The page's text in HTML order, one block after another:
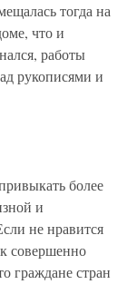
тогда на
что и
работы
рукописями и
более
и
не нравится
совершенно
граждане стран